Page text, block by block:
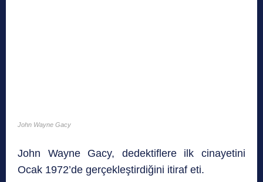
John Wayne Gacy
John Wayne Gacy, dedektiflere ilk cinayetini
Ocak 1972’de gerçekleştirdiğini itiraf eti.